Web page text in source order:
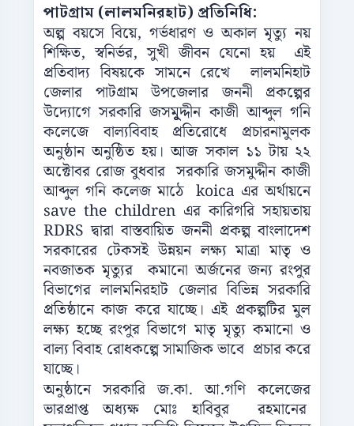
পাটগ্রাম (লালমনিরহাট) প্রতিনিধি:
অল্প বয়সে বিয়ে, গর্ভধারণ ও অকাল মৃত্যু নয়
শিক্ষিত, স্বনির্ভর, সুখী জীবন যেনো হয় এই
প্রতিবাদ্য বিষয়কে সামনে রেখে লালমনিহাট
জেলার পাটগ্রাম উপজেলার জননী প্রকল্পের
উদ্যোগে সরকারি জসমুূূদ্দীন কাজী আব্দুল গনি
কলেজে বাল্যবিবাহ প্রতিরোধে প্রচারনামুলক
অনুষ্ঠান অনুষ্ঠিত হয়। আজ সকাল ১১ টায় ২২
অক্টোবর রোজ বুধবার সরকারি জসমুদ্দীন কাজী
আব্দুল গনি কলেজ মাঠে koica এর অর্থায়নে
save the children এর কারিগরি সহায়তায়
RDRS দ্বারা বাস্তবায়িত জননী প্রকল্প বাংলাদেশ
সরকারের টেকসই উন্নয়ন লক্ষ্য মাত্রা মাতৃ ও
নবজাতক মৃত্যুর কমানো অর্জনের জন্য রংপুর
বিভাগের লালমনিরহাট জেলার বিভিন্ন সরকারি
প্রতিষ্ঠানে কাজ করে যাচ্ছে। এই প্রকল্পটির মুল
লক্ষ্য হচ্ছে রংপুর বিভাগে মাতৃ মৃত্যু কমানো ও
বাল্য বিবাহ রোধকল্পে সামাজিক ভাবে প্রচার করে
যাচ্ছে।
অনুষ্ঠানে সরকারি জ.কা. আ.গণি কলেজের
ভারপ্রাপ্ত অধ্যক্ষ মোঃ হাবিবুর রহমানের